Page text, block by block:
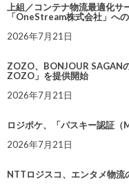
上組／コンテナ物流最適化
「OneStream株式会社」へ
2026年7月21日
ZOZO、BONJOUR SAGAN
ZOZO」を提供開始
2026年7月21日
ロジポケ、「パスキー認証（
2026年7月21日
NTTロジスコ、エンタメ物